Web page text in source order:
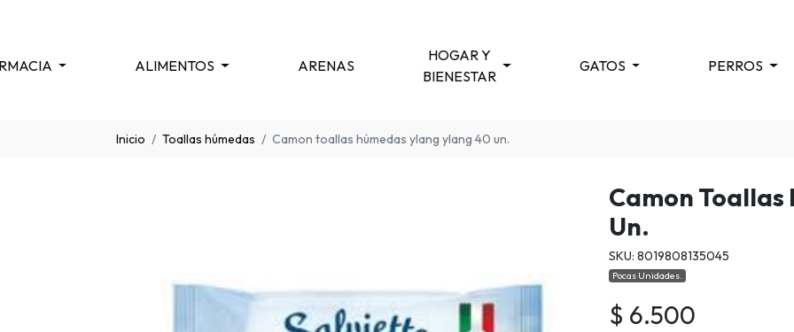
ALIMENTOS ARENAS
HOGAR Y
BIENESTAR
GATOS PERROS
Inicio Toallas húmedas Camon toallas húmedas ylang ylang 40 un.
Camon Toallas
Un.
SKU: 8019808135045
Pocas Unidades.
$ 6.500